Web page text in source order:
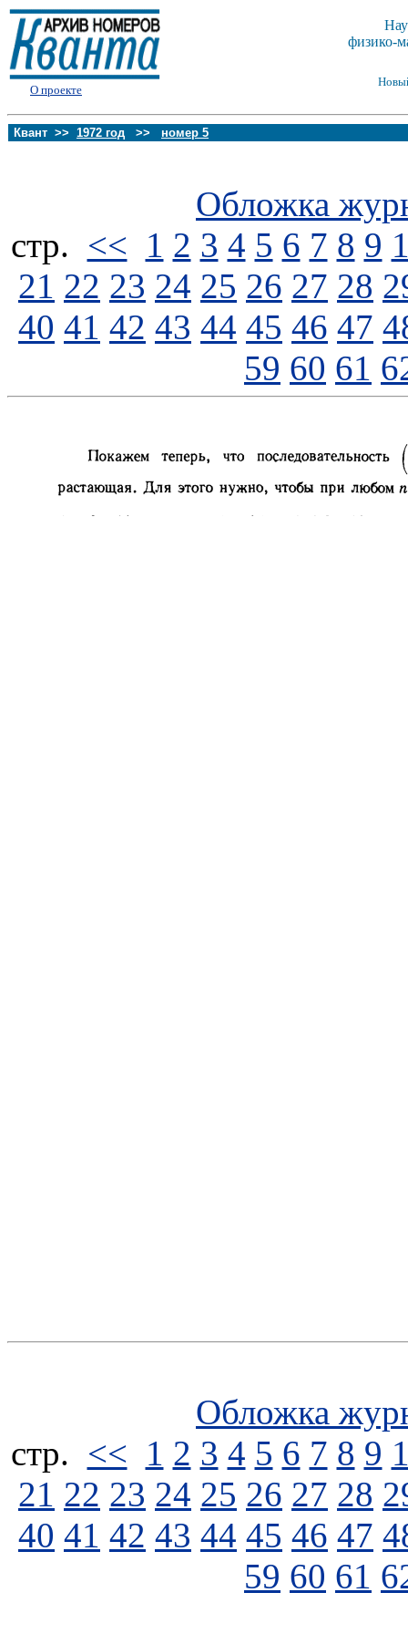
О проекте
физико-
Квант >> 1972 год >> номер 5
Обложка
стp. << 1 2 3 4 5 6 7 8 9
21 22 23 24 25 26 27 28
40 41 42 43 44 45 46 47
59 60 61
Обложка
стp. << 1 2 3 4 5 6 7 8 9
21 22 23 24 25 26 27 28
40 41 42 43 44 45 46 47
59 60 61